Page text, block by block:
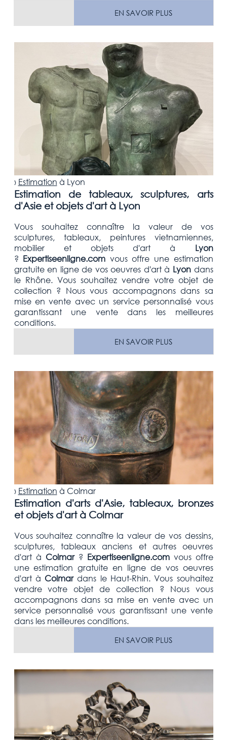
EN SAVOIR PLUS
› Estimation à Lyon
Estimation de tableaux, sculptures, arts
d'Asie et objets d'art à Lyon
Vous souhaitez connaître la valeur de vos
sculptures, tableaux, peintures vietnamiennes,
mobilier et objets d'artà Lyon
? Expertiseenligne.com vous offre une estimation
gratuiteen ligne de vos oeuvres d'art à Lyon dans
le Rhône. Vous souhaitez vendre votreobjet de
collection ? Nous vous accompagnons dans sa
mise en vente avec un service personnalisé vous
garantissant une vente dans les meilleures
conditions.
EN SAVOIR PLUS
› Estimation à Colmar
Estimation d'arts d'Asie, tableaux, bronzes
et objets d'art à Colmar
Vous souhaitez connaître la valeur de vos dessins,
sculptures, tableaux anciens et autres oeuvres
d'art à Colmar ? Expertiseenligne.comvous offre
une estimation gratuite en ligne de vos oeuvres
d'art à Colmardans le Haut-Rhin. Vous souhaitez
vendre votre objet de collection ? Nous vous
accompagnons dans sa mise en vente avec un
service personnalisé vous garantissant une vente
dans les meilleures conditions.
EN SAVOIR PLUS